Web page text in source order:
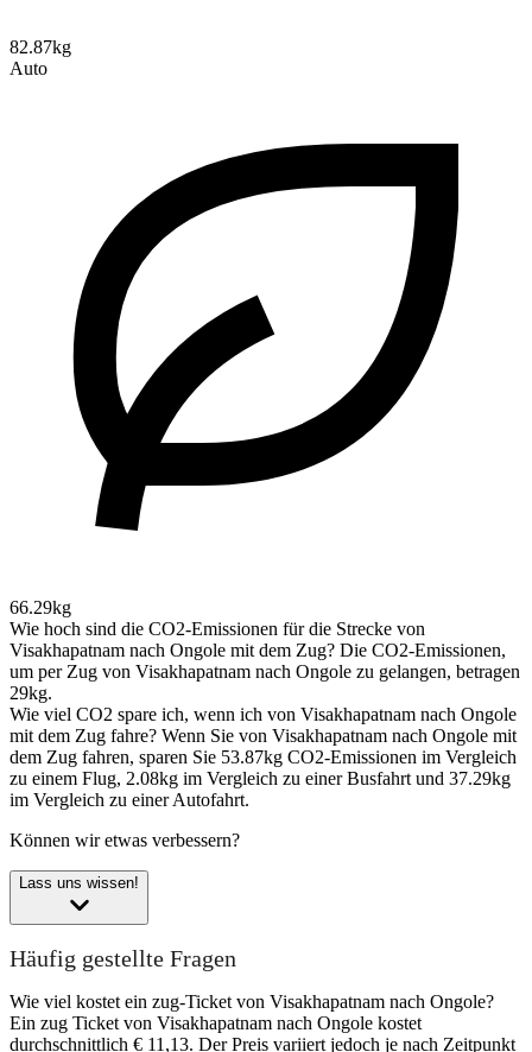
82.87kg
Auto
66.29kg
Wie hoch sind die CO2-Emissionen für die Strecke von
Visakhapatnam nach Ongole mit dem Zug? Die CO2-Emissionen,
um per Zug von Visakhapatnam nach Ongole zu gelangen, betragen
29kg.
Wie viel CO2 spare ich, wenn ich von Visakhapatnam nach Ongole
mit dem Zug fahre? Wenn Sie von Visakhapatnam nach Ongole mit
dem Zug fahren, sparen Sie 53.87kg CO2-Emissionen im Vergleich
zu einem Flug, 2.08kg im Vergleich zu einer Busfahrt und 37.29kg
im Vergleich zu einer Autofahrt.
Können wir etwas verbessern?
Lass uns wissen!
Häufig gestellte Fragen
Wie viel kostet ein zug-Ticket von Visakhapatnam nach Ongole?
Ein zug Ticket von Visakhapatnam nach Ongole kostet
durchschnittlich € 11,13. Der Preis variiert jedoch je nach Zeitpunkt